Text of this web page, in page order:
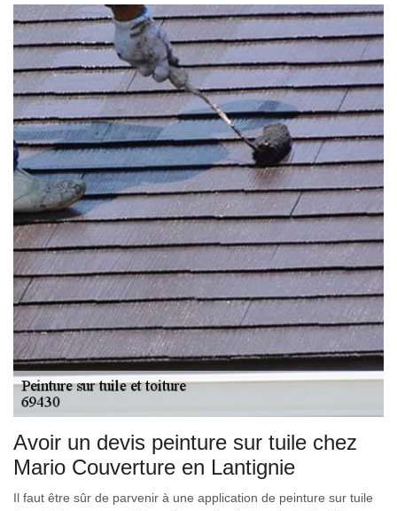
Avoir un devis peinture sur tuile chez
Mario Couverture en Lantignie
Il faut être sûr de parvenir à une application de peinture sur tuile